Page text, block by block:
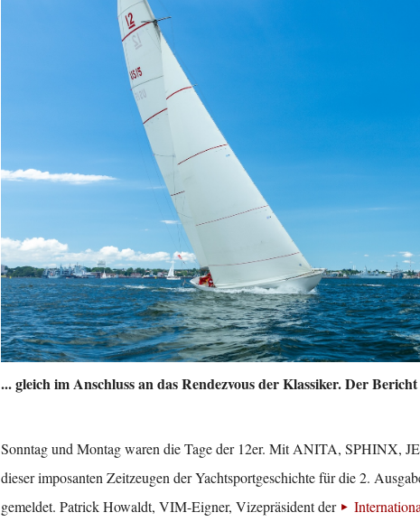
... gleich im Anschluss an das Rendezvous der Klassiker. Der
Sonntag und Montag waren die Tage der 12er. Mit ANITA, SPHINX,
dieser imposanten Zeitzeugen der Yachtsportgeschichte für die 2.
gemeldet. Patrick Howaldt, VIM-Eigner, Vizepräsident der